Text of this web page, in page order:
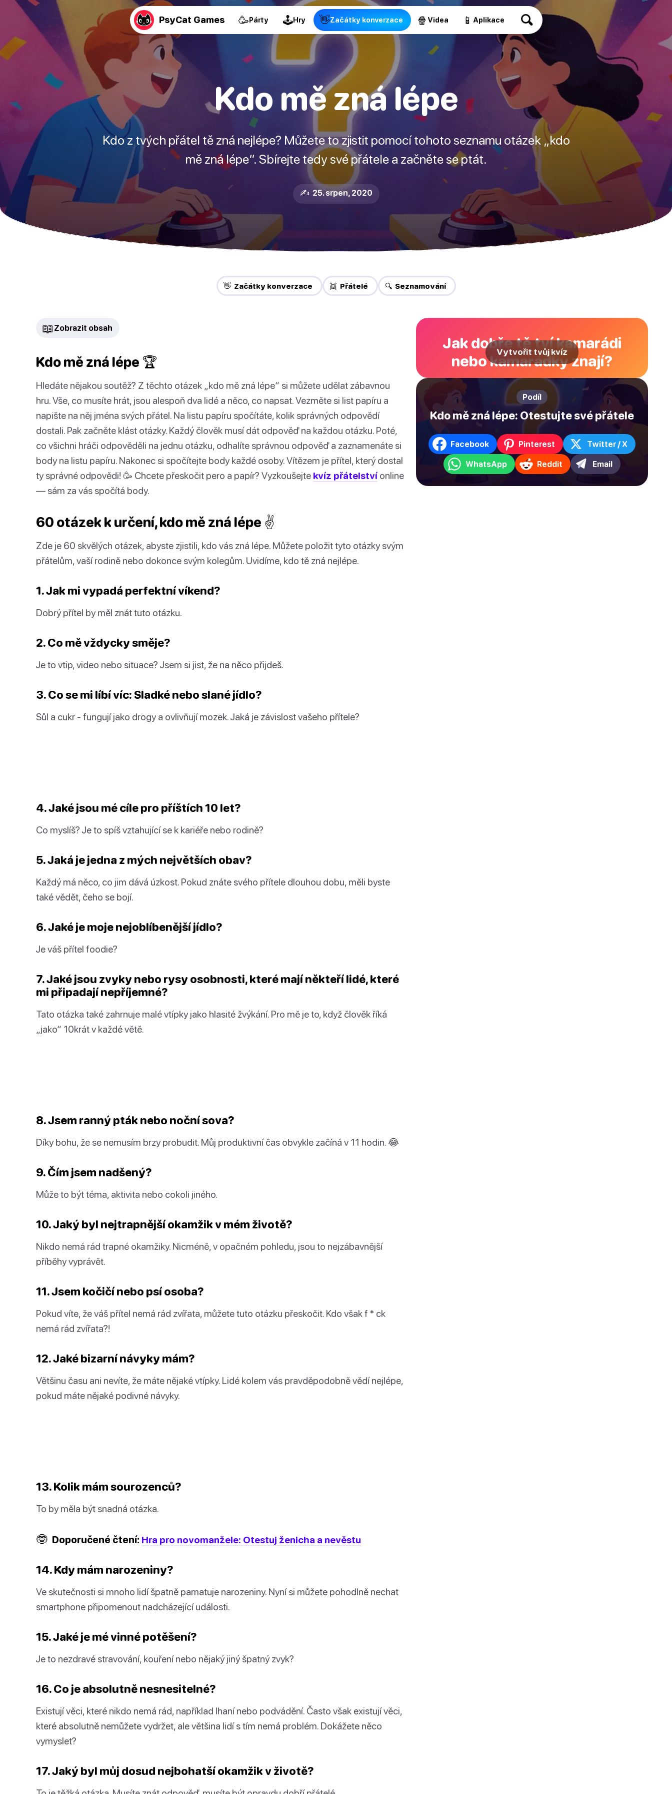
PsyCat Games 🥳Párty 🕹Hry 👋Začátky konverzace 🍿 Videa 📱 Aplikace
Kdo mě zná lépe
Kdo z tvých přátel tě zná nejlépe? Můžete to zjistit pomocí tohoto seznamu otázek „kdo
mě zná lépe“. Sbírejte tedy své přátele a začněte se ptát.
✍️ 25. srpen, 2020
👋 Začátky konverzace 👯 Přátelé 🔍 Seznamování
📖 Zobrazit obsah
Kdo mě zná lépe 🏆
Hledáte nějakou soutěž? Z těchto otázek „kdo mě zná lépe“ si můžete udělat zábavnou
hru. Vše, co musíte hrát, jsou alespoň dva lidé a něco, co napsat. Vezměte si list papíru a
napište na něj jména svých přátel. Na listu papíru spočítáte, kolik správných odpovědí
dostali. Pak začněte klást otázky. Každý člověk musí dát odpověď na každou otázku. Poté,
co všichni hráči odpověděli na jednu otázku, odhalíte správnou odpověď a zaznamenáte si
body na listu papíru. Nakonec si spočítejte body každé osoby. Vítězem je přítel, který dostal
ty správné odpovědi! 🥳 Chcete přeskočit pero a papír? Vyzkoušejte kvíz přátelství online
— sám za vás spočítá body.
60 otázek k určení, kdo mě zná lépe ✌️
Zde je 60 skvělých otázek, abyste zjistili, kdo vás zná lépe. Můžete položit tyto otázky svým
přátelům, vaší rodině nebo dokonce svým kolegům. Uvidíme, kdo tě zná nejlépe.
1. Jak mi vypadá perfektní víkend?
Dobrý přítel by měl znát tuto otázku.
2. Co mě vždycky směje?
Je to vtip, video nebo situace? Jsem si jist, že na něco přijdeš.
3. Co se mi líbí víc: Sladké nebo slané jídlo?
Sůl a cukr - fungují jako drogy a ovlivňují mozek. Jaká je závislost vašeho přítele?
4. Jaké jsou mé cíle pro příštích 10 let?
Co myslíš? Je to spíš vztahující se k kariéře nebo rodině?
5. Jaká je jedna z mých největších obav?
Každý má něco, co jim dává úzkost. Pokud znáte svého přítele dlouhou dobu, měli byste
také vědět, čeho se bojí.
6. Jaké je moje nejoblíbenější jídlo?
Je váš přítel foodie?
7. Jaké jsou zvyky nebo rysy osobnosti, které mají někteří lidé, které
mi připadají nepříjemné?
Tato otázka také zahrnuje malé vtípky jako hlasité žvýkání. Pro mě je to, když člověk říká
„jako“ 10krát v každé větě.
8. Jsem ranný pták nebo noční sova?
Díky bohu, že se nemusím brzy probudit. Můj produktivní čas obvykle začíná v 11 hodin. 😂
9. Čím jsem nadšený?
Může to být téma, aktivita nebo cokoli jiného.
10. Jaký byl nejtrapnější okamžik v mém životě?
Nikdo nemá rád trapné okamžiky. Nicméně, v opačném pohledu, jsou to nejzábavnější
příběhy vyprávět.
11. Jsem kočičí nebo psí osoba?
Pokud víte, že váš přítel nemá rád zvířata, můžete tuto otázku přeskočit. Kdo však f * ck
nemá rád zvířata?!
12. Jaké bizarní návyky mám?
Většinu času ani nevíte, že máte nějaké vtípky. Lidé kolem vás pravděpodobně vědí nejlépe,
pokud máte nějaké podivné návyky.
13. Kolik mám sourozenců?
To by měla být snadná otázka.
🤓 Doporučené čtení: Hra pro novomanžele: Otestuj ženicha a nevěstu
14. Kdy mám narozeniny?
Ve skutečnosti si mnoho lidí špatně pamatuje narozeniny. Nyní si můžete pohodlně nechat
smartphone připomenout nadcházející události.
15. Jaké je mé vinné potěšení?
Je to nezdravé stravování, kouření nebo nějaký jiný špatný zvyk?
16. Co je absolutně nesnesitelné?
Existují věci, které nikdo nemá rád, například lhaní nebo podvádění. Často však existují věci,
které absolutně nemůžete vydržet, ale většina lidí s tím nemá problém. Dokážete něco
vymyslet?
17. Jaký byl můj dosud nejbohatší okamžik v životě?
Jak dobře tě tví kamarádi
nebo kamarádky znají?
Vytvořit tvůj kvíz
Podíl
Kdo mě zná lépe: Otestujte své přátele
Facebook Pinterest Twitter / X
WhatsApp Reddit Email